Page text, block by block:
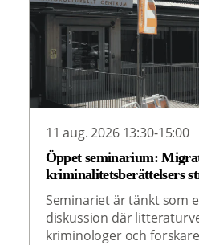
11 aug. 2026 13:30-15:00
Öppet seminarium:
kriminalitetsberättelsers
Seminariet är tänkt som
diskussion där
kriminologer och